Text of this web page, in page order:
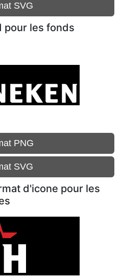
SVG
pour les fonds
PNG
SVG
d'icone pour les